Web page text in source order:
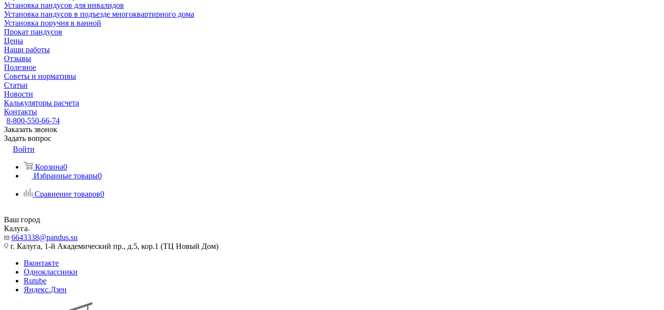
Установка пандусов для инвалидов
Установка пандусов в подъезде многоквартирного дома
Установка поручня в ванной
Прокат пандусов
Цены
Наши работы
Отзывы
Полезное
Советы и нормативы
Статьи
Новости
Калькуляторы расчета
Контакты
8-800-550-66-74
Заказать звонок
Задать вопрос
Войти
Корзина0
Избранные товары0
Сравнение товаров0
Ваш город
Калуга
6643338@pandus.su
г. Калуга, 1-й Академический пр., д.5, кор.1 (ТЦ Новый Дом)
Вконтакте
Одноклассники
Rutube
Яндекс.Дзен